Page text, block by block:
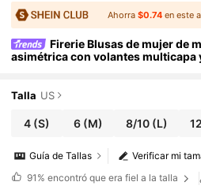
Ahorra$0.74 en este
Firerie Blusas de mujer de
asimétrica con volantes multicapa
so a clases, vacaciones, otoño,
Talla US
4 (S) 6 (M) 8/10(L) 12
Verificar mi
Guía de Tallas
91% encontró que era fiel a la talla